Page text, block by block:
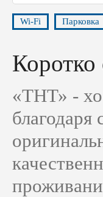
Wi-Fi Парковка
Коротко
«ТНТ» -